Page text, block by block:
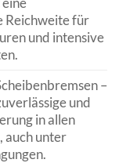
Reichweite für
und intensive
–
und
in allen
auch unter